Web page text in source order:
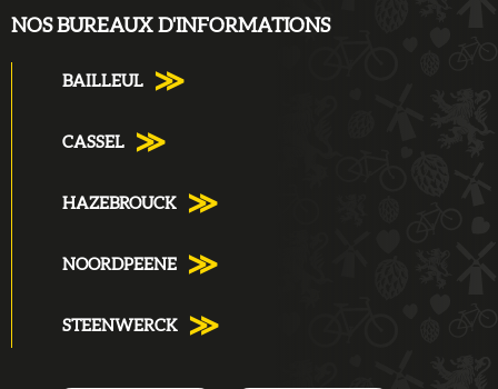
NOS BUREAUX D'INFORMATIONS
BAILLEUL
CASSEL
HAZEBROUCK
NOORDPEENE
STEENWERCK